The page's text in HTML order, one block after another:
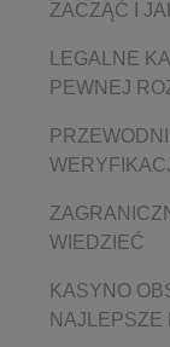
ZACZĄĆ I
LEGALNE
PEWNEJ
WIEDZIEĆ
KASYNO
NAJLEPSZE